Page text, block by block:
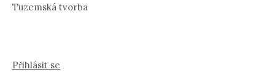
Tuzemská tvorba
Přihlásit se